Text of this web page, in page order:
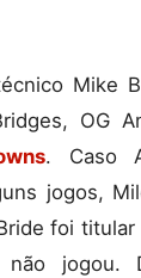
Mike
OG
. Caso
jogos,
foi
jogou.